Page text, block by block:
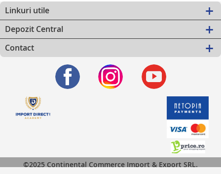
Linkuri utile
Depozit Central
Contact
©2025 Continental Commerce Import & Export SRL.